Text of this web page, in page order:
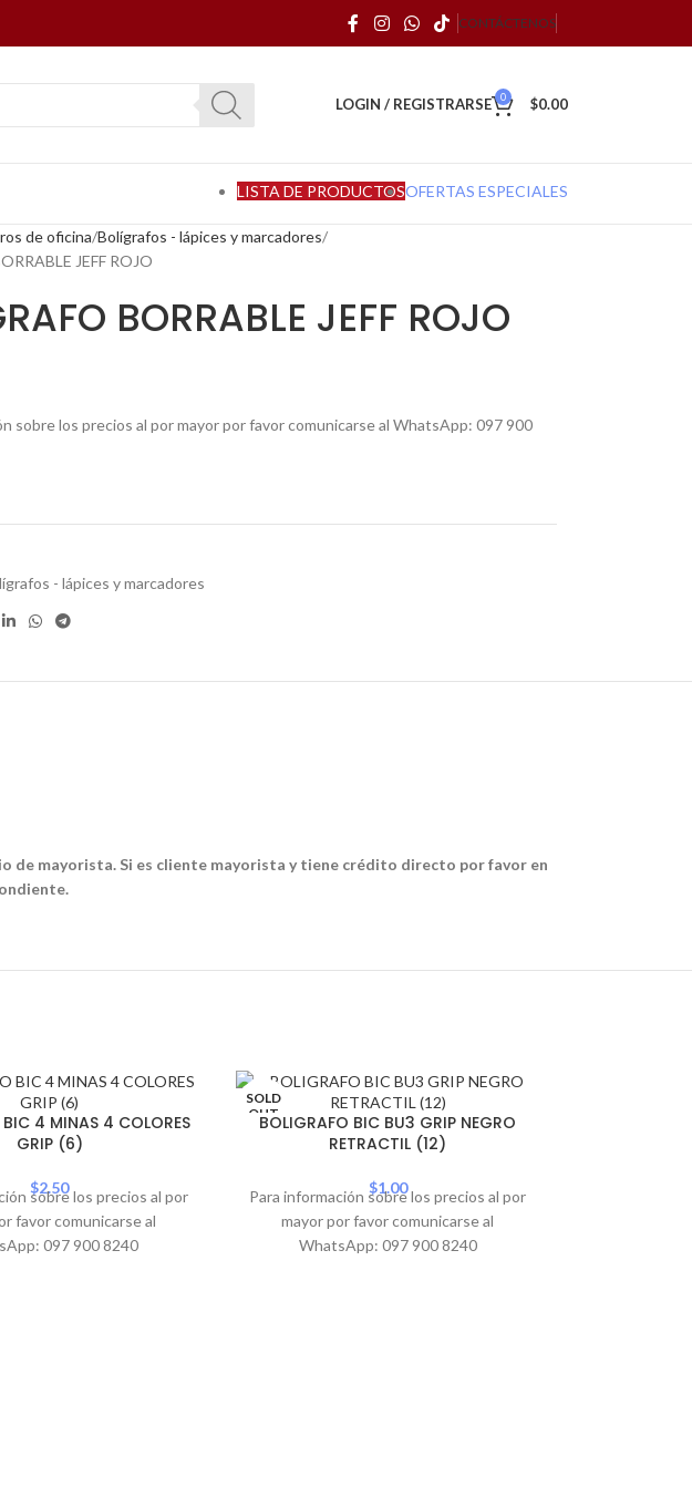
CONTÁCTENOS
LOGIN / REGISTRARSE 0 $0.00
LISTA DE PRODUCTOSOFERTAS ESPECIALES
de oficina Bolígrafos - lápices y marcadores
JEFF ROJO
BORRABLE JEFF ROJO
sobre los precios al por mayor por favor comunicarse al WhatsApp: 097 900
- lápices y marcadores
de mayorista. Si es cliente mayorista y tiene crédito directo por favor en
4 MINAS 4 COLORES
GRIP (6)
$2.50
sobre los precios al por
favor comunicarse al
097 900 8240
SOLD
OUT
BOLIGRAFO BIC BU3 GRIP NEGRO
RETRACTIL (12)
$1.00
Para información sobre los precios al por
mayor por favor comunicarse al
WhatsApp: 097 900 8240